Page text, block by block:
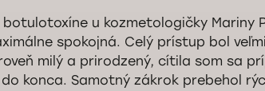
botulotoxíne u kozmetologičky Mariny
spokojná. Celý prístup bol
milý a prirodzený, cítila som sa
konca. Samotný zákrok prebehol